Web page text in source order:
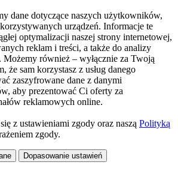
dane dotyczące naszych użytkowników,
urządzeń. Informacje te
optymalizacji naszej strony internetowej,
reklam i treści, a także do analizy
również – wyłącznie za Twoją
że sam korzystasz z usług danego
zaszyfrowane dane z danymi
aby prezentować Ci oferty za
reklamowych online.
z ustawieniami zgody oraz naszą Polityką
zgody.
Dopasowanie ustawień